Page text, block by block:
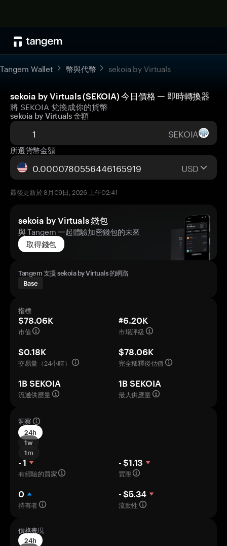
Tangem Wallet 幣與代幣 sekoia by Virtuals
sekoia by Virtuals (SEKOIA) 今日價格 — 即時轉換器
將 SEKOIA 兌換成你的貨幣
sekoia by Virtuals 金額
SEKOIA
所選貨幣金額
USD
最後更新於 8月09日, 2026 上午02:41
sekoia by Virtuals 錢包
與 Tangem 一起體驗加密錢包的未來
取得錢包
Tangem 支援 sekoia by Virtuals 的網路
Base
指標
$78.06K
市值
#6.20K
市場評級
$0.18K
交易量（24小時）
$78.06K
完全稀釋後估值
1B SEKOIA
流通供應量
1B SEKOIA
最大供應量
洞察
24h
1w
1m
- 1
有經驗的買家
- $1.13
買壓
0
持有者
- $5.34
流動性
價格表現
24h